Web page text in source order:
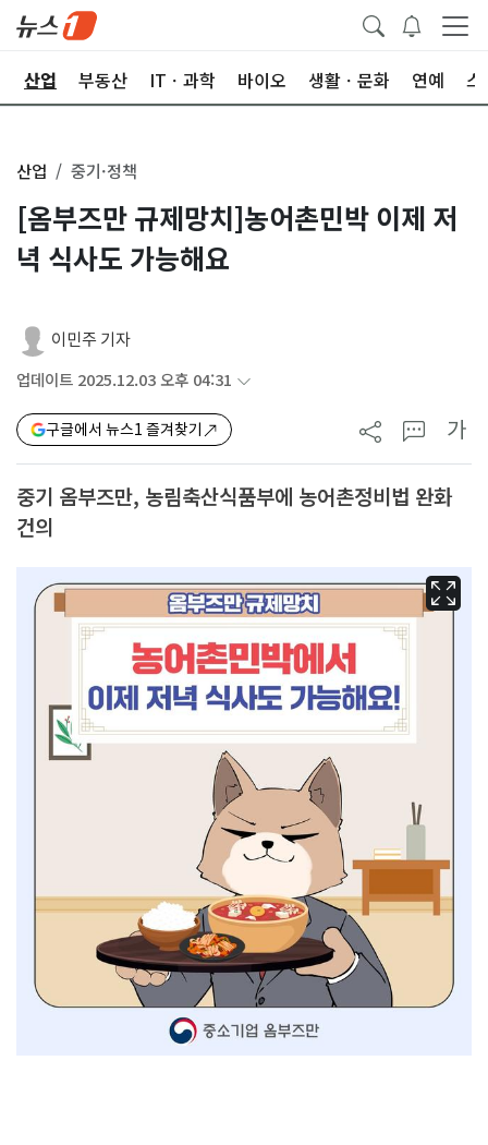
산업 부동산 ITㆍ과학 바이오 생활ㆍ문화 연예 스
산업 중기·정책
[옴부즈만 규제망치]농어촌민박 이제 저
녁 식사도 가능해요
이민주 기자
업데이트 2025.12.03 오후 04:31
구글에서 뉴스1 즐겨찾기 가
중기 옴부즈만, 농림축산식품부에 농어촌정비법 완화
건의